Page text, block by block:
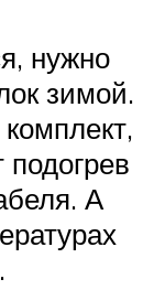
нужно
зимой.
А